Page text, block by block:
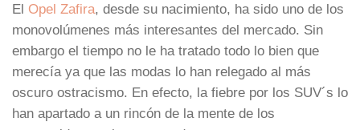
El Opel Zafira, desde su nacimiento, ha sido uno de los
monovolúmenes más interesantes del mercado. Sin
embargo el tiempo no le ha tratado todo lo bien que
merecía ya que las modas lo han relegado al más
oscuro ostracismo. En efecto, la fiebre por los SUV´s lo
han apartado a un rincón de la mente de los